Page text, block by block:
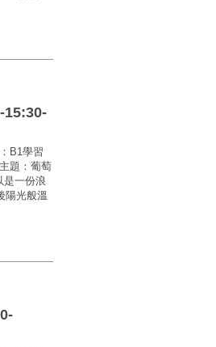
15:30-
B1學習
題：葡萄
是一份浪
陽光般溫